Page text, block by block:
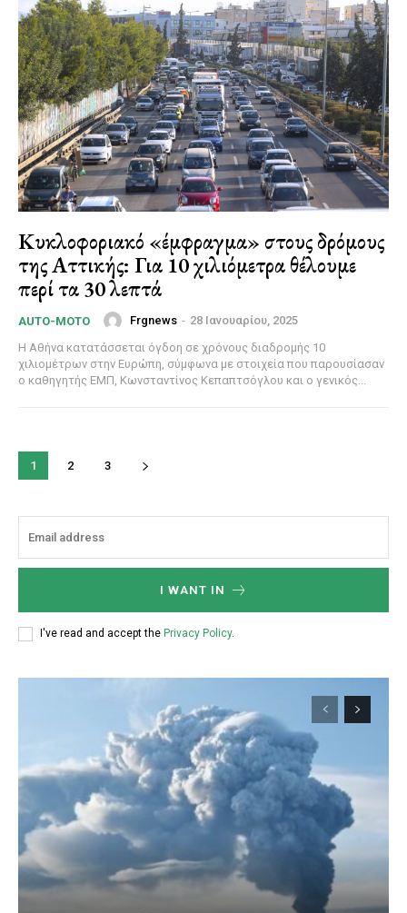
Κυκλοφοριακό «έμφραγμα» στους δρόμους
της Αττικής: Για 10 χιλιόμετρα θέλουμε
περί τα 30 λεπτά
AUTO-MOTO Frgnews - 28 Ιανουαρίου, 2025
Η Αθήνα κατατάσσεται όγδοη σε χρόνους διαδρομής 10
χιλιομέτρων στην Ευρώπη, σύμφωνα με στοιχεία που παρουσίασαν
ο καθηγητής ΕΜΠ, Κωνσταντίνος Κεπαπτσόγλου και ο γενικός...
1 2 3
I WANT IN
I've read and accept the Privacy Policy.